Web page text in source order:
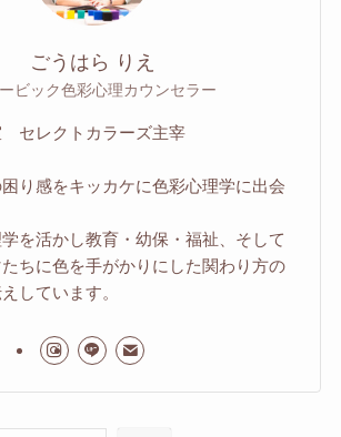
ごうはら りえ
ビック色彩心理カウンセラー
セレクトカラーズ主宰
り感をキッカケに色彩心理学に出会
を活かし教育・幼保・福祉、そして
ちに色を手がかりにした関わり方の
しています。